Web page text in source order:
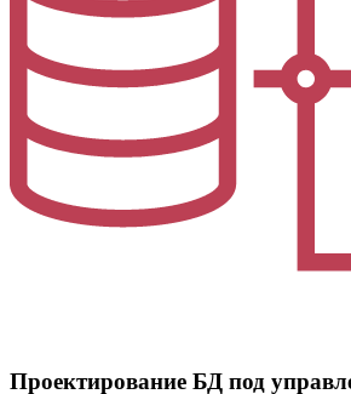
Проектирование БД под